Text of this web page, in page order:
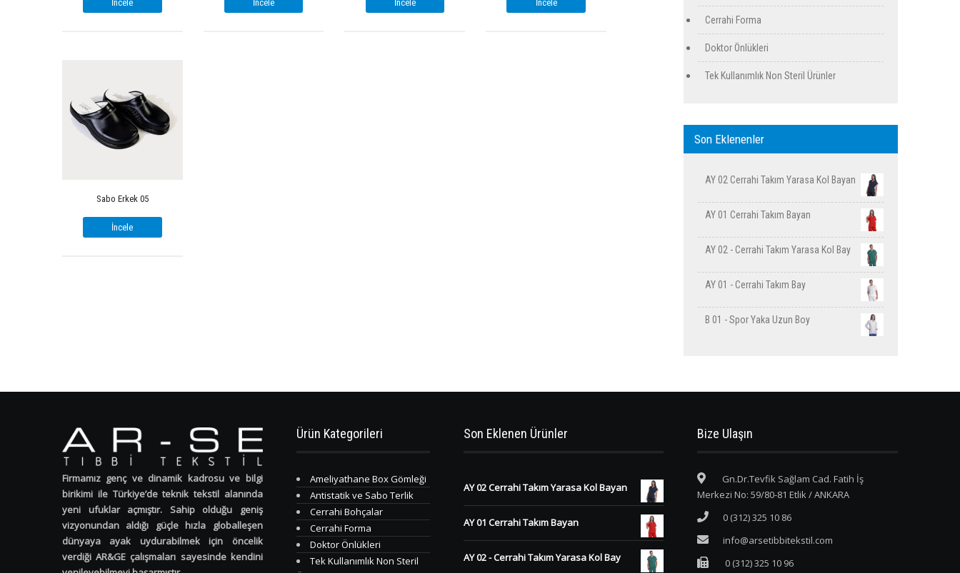
İncele İncele İncele İncele
Sabo Erkek 05
İncele
Cerrahi Forma
Doktor Önlükleri
Tek Kullanımlık Non Steril Ürünler
Son Eklenenler
AY 02 Cerrahi Takım Yarasa Kol Bayan
AY 01 Cerrahi Takım Bayan
AY 02 - Cerrahi Takım Yarasa Kol Bay
AY 01 - Cerrahi Takım Bay
B 01 - Spor Yaka Uzun Boy
Firmamız genç ve dinamik kadrosu ve bilgi
birikimi ile Türkiye’de teknik tekstil alanında
yeni ufuklar açmıştır. Sahip olduğu geniş
vizyonundan aldığı güçle hızla globalleşen
dünyaya ayak uydurabilmek için öncelik
verdiği AR&GE çalışmaları sayesinde kendini
Ürün Kategorileri
Ameliyathane Box Gömleği
Antistatik ve Sabo Terlik
Cerrahi Bohçalar
Cerrahi Forma
Doktor Önlükleri
Tek Kullanımlık Non Steril
Son Eklenen Ürünler
AY 02 Cerrahi Takım Yarasa Kol Bayan
AY 01 Cerrahi Takım Bayan
AY 02 - Cerrahi Takım Yarasa Kol Bay
Bize Ulaşın
Gn.Dr.Tevfik Sağlam Cad. Fatih İş
Merkezi No: 59/80-81 Etlik / ANKARA
0 (312) 325 10 86
info@arsetibbitekstil.com
0 (312) 325 10 96